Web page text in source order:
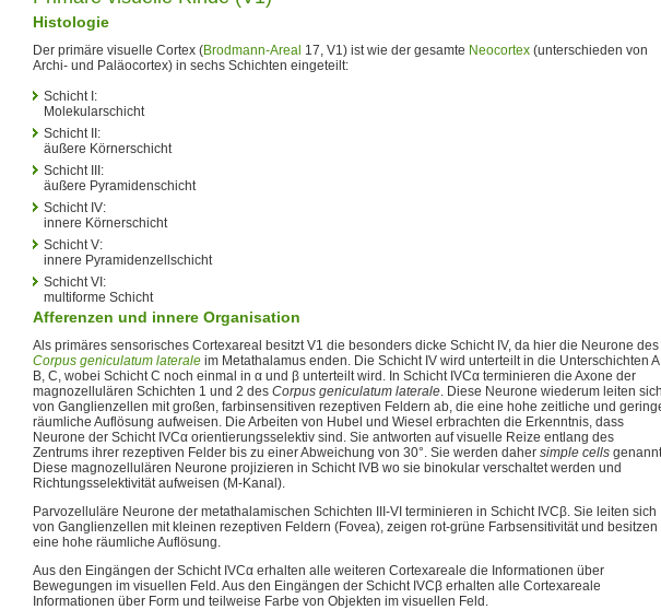
Histologie
Der primäre visuelle Cortex (Brodmann-Areal 17, V1) ist wie der gesamte Neocortex (unterschieden von
Archi- und Paläocortex) in sechs Schichten eingeteilt:
Schicht I:
Molekularschicht
Schicht II:
äußere Körnerschicht
Schicht III:
äußere Pyramidenschicht
Schicht IV:
innere Körnerschicht
Schicht V:
innere Pyramidenzellschicht
Schicht VI:
multiforme Schicht
Afferenzen und innere Organisation
Als primäres sensorisches Cortexareal besitzt V1 die besonders dicke Schicht IV, da hier die Neurone des
Corpus geniculatum laterale im Metathalamus enden. Die Schicht IV wird unterteilt in die Unterschichten
B, C, wobei Schicht C noch einmal in α und β unterteilt wird. In Schicht IVCα terminieren die Axone der
magnozellulären Schichten 1 und 2 des Corpus geniculatum laterale. Diese Neurone wiederum leiten sich
von Ganglienzellen mit großen, farbinsensitiven rezeptiven Feldern ab, die eine hohe zeitliche und
räumliche Auflösung aufweisen. Die Arbeiten von Hubel und Wiesel erbrachten die Erkenntnis, dass
Neurone der Schicht IVCα orientierungsselektiv sind. Sie antworten auf visuelle Reize entlang des
Zentrums ihrer rezeptiven Felder bis zu einer Abweichung von 30°. Sie werden daher simple cells
Diese magnozellulären Neurone projizieren in Schicht IVB wo sie binokular verschaltet werden und
Richtungsselektivität aufweisen (M-Kanal).
Parvozelluläre Neurone der metathalamischen Schichten III-VI terminieren in Schicht IVCβ. Sie leiten sich
von Ganglienzellen mit kleinen rezeptiven Feldern (Fovea), zeigen rot-grüne Farbsensitivität und besitzen
eine hohe räumliche Auflösung.
Aus den Eingängen der Schicht IVCα erhalten alle weiteren Cortexareale die Informationen über
Bewegungen im visuellen Feld. Aus den Eingängen der Schicht IVCβ erhalten alle Cortexareale
Informationen über Form und teilweise Farbe von Objekten im visuellen Feld.